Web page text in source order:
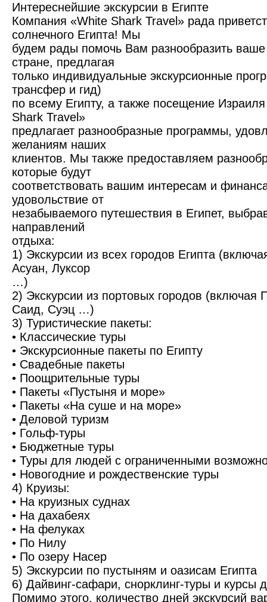
Интереснейшие экскурсии в Египте
Компания «White Shark Travel» рада
солнечного Египта! Мы
будем рады помочь Вам разнообразить
стране, предлагая
только индивидуальные экскурсионные
трансфер и гид)
по всему Египту, а также посещение
Shark Travel»
предлагает разнообразные программы,
желаниям наших
клиентов. Мы также предоставляем
которые будут
соответствовать вашим интересам и
удовольствие от
незабываемого путешествия в Египет,
направлений
отдыха:
1) Экскурсии из всех городов Египта
Асуан, Луксор
…)
2) Экскурсии из портовых городов (включая
Саид, Суэц …)
3) Туристические пакеты:
• Классические туры
• Экскурсионные пакеты по Египту
• Свадебные пакеты
• Поощрительные туры
• Пакеты «Пустыня и море»
• Пакеты «На суше и на море»
• Деловой туризм
• Гольф-туры
• Бюджетные туры
• Туры для людей с ограниченными
• Новогодние и рождественские туры
4) Круизы:
• На круизных суднах
• На дахабеях
• На фелуках
• По Нилу
• По озеру Насер
5) Экскурсии по пустыням и оазисам Египта
6) Дайвинг-сафари, снорклинг-туры и курсы
Помимо этого, количество дней экскурсий